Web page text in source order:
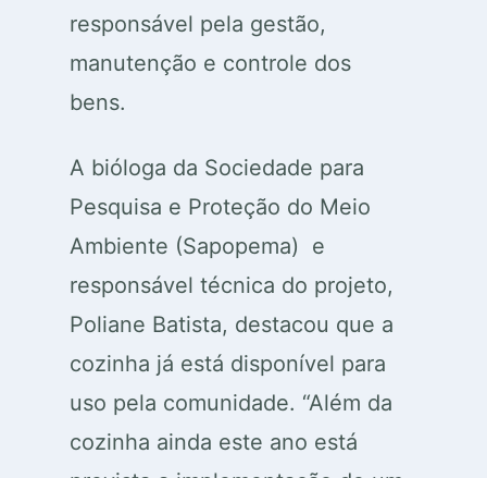
responsável pela gestão,
manutenção e controle dos
bens.
A bióloga da Sociedade para
Pesquisa e Proteção do Meio
Ambiente (Sapopema) e
responsável técnica do projeto,
Poliane Batista, destacou que a
cozinha já está disponível para
uso pela comunidade. “Além da
cozinha ainda este ano está